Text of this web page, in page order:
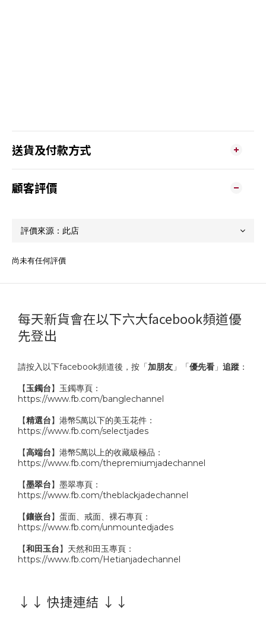
送貨及付款方式
顧客評價
尚未有任何評價
每天新貨會在以下六大facebook頻道優
先登出
請按入以下facebook頻道後，按「加朋友 」「優先看 」 追蹤 ：
【玉鐲台】玉鐲專頁：
https://www.fb.com/banglechannel
【精選台】港幣5萬以下的美玉花件：
https://www.fb.com/selectjades
【高端台】港幣5萬以上的收藏級極品：
https://www.fb.com/thepremiumjadechannel
【墨翠台】墨翠專頁：
https://www.fb.com/theblackjadechannel
【鑲嵌台】蛋面、戒面、裸石專頁：
https://www.fb.com/unmountedjades
【和田玉台】天然和田玉專頁：
https://www.fb.com/Hetianjadechannel
↓↓ 快捷連結 ↓↓